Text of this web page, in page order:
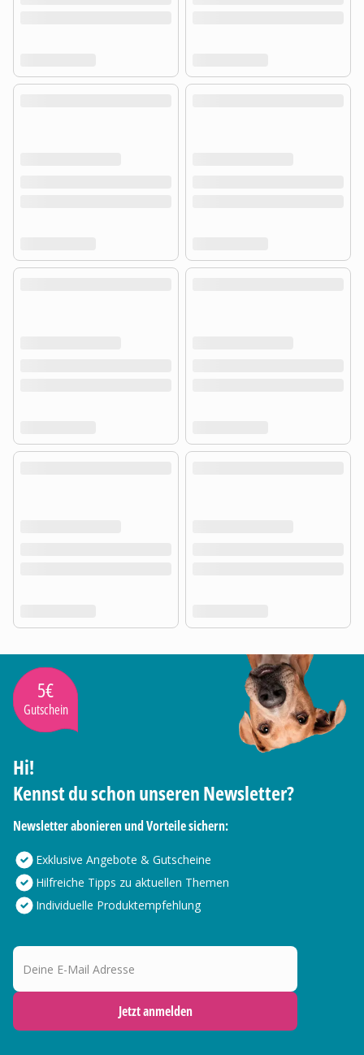
5€
Gutschein
Hi!
Kennst du schon unseren Newsletter?
Newsletter abonieren und Vorteile sichern:
Exklusive Angebote & Gutscheine
Hilfreiche Tipps zu aktuellen Themen
Individuelle Produktempfehlung
Deine E-Mail Adresse
Jetzt anmelden